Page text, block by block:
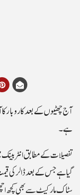
آج چھٹیوں کے بعد کاروبار کا
ہے ۔
سٹاک مارکیٹ سے بھی کچھ